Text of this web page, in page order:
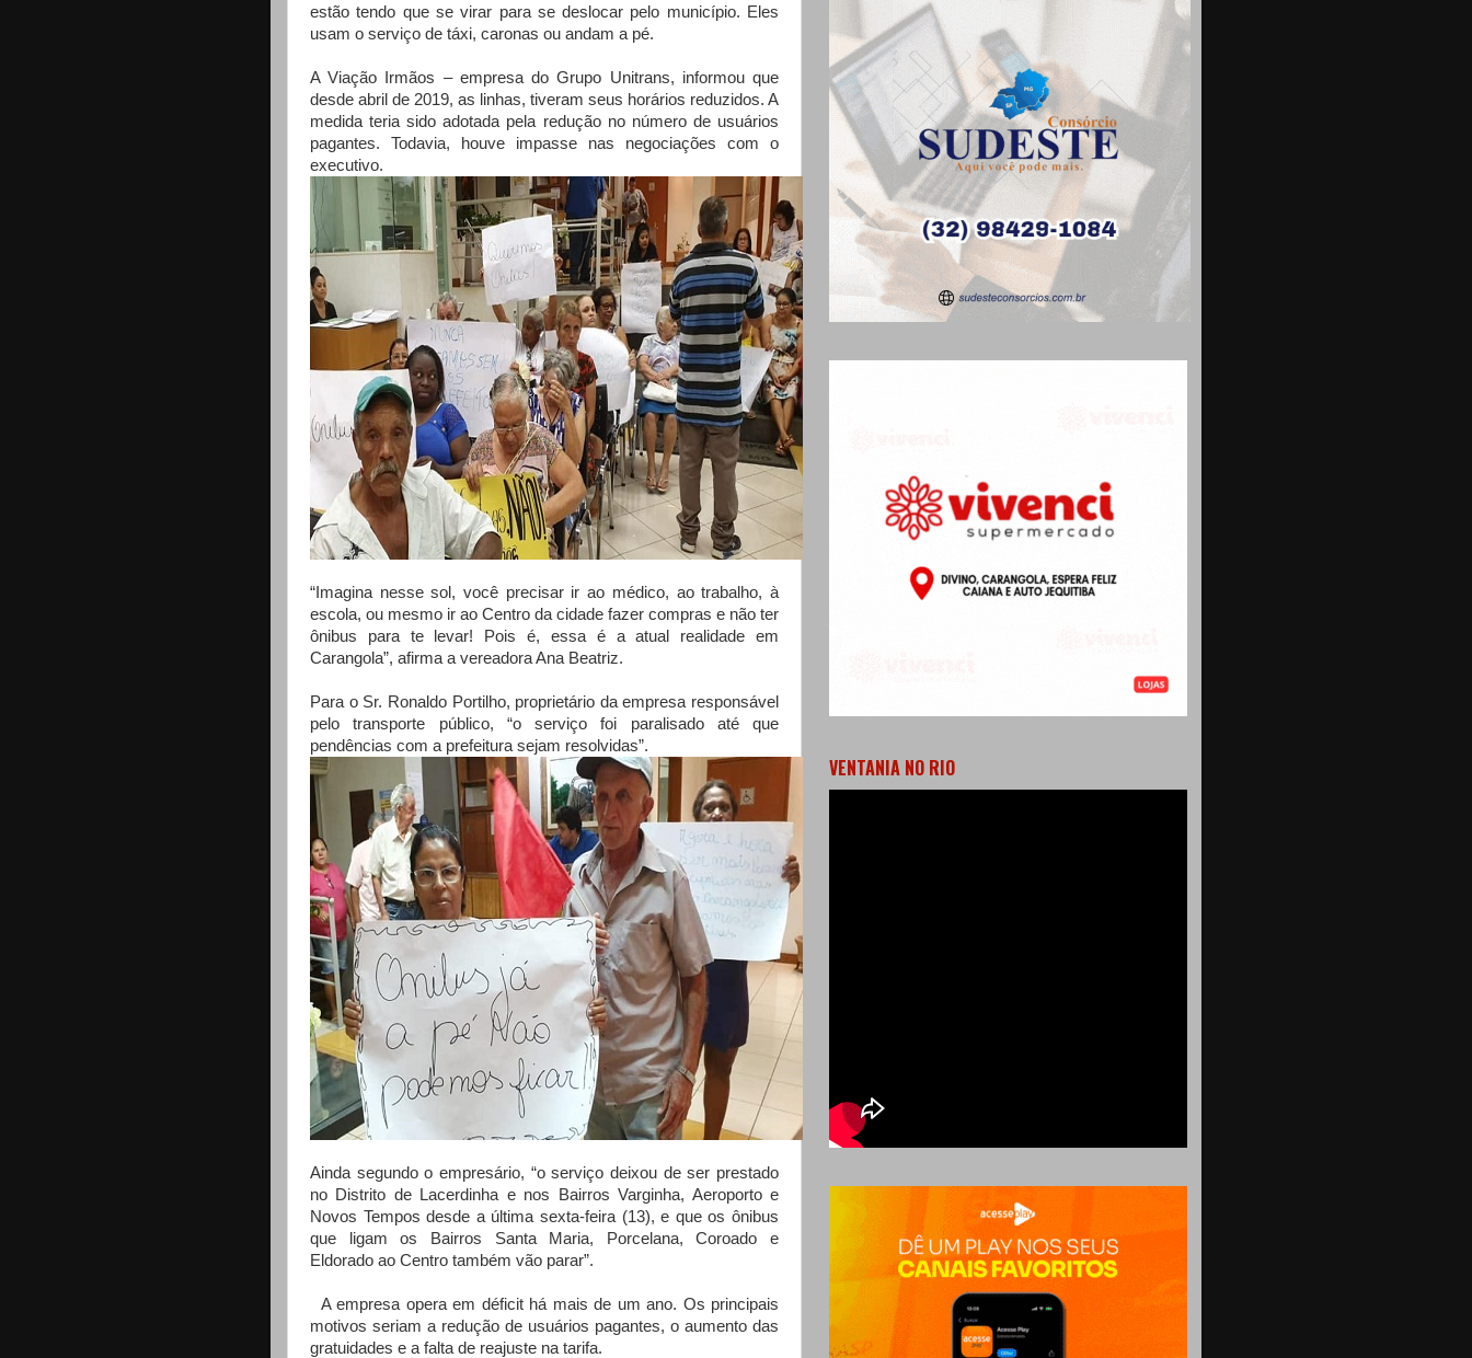
estão tendo que se virar para se deslocar pelo município. Eles
usam o serviço de táxi, caronas ou andam a pé.
A Viação Irmãos – empresa do Grupo Unitrans, informou que
desde abril de 2019, as linhas, tiveram seus horários reduzidos. A
medida teria sido adotada pela redução no número de usuários
pagantes. Todavia, houve impasse nas negociações com o
executivo.
“Imagina nesse sol, você precisar ir ao médico, ao trabalho, à
escola, ou mesmo ir ao Centro da cidade fazer compras e não ter
ônibus para te levar! Pois é, essa é a atual realidade em
Carangola”, afirma a vereadora Ana Beatriz.
Para o Sr. Ronaldo Portilho, proprietário da empresa responsável
pelo transporte público, “o serviço foi paralisado até que
pendências com a prefeitura sejam resolvidas”.
Ainda segundo o empresário, “o serviço deixou de ser prestado
no Distrito de Lacerdinha e nos Bairros Varginha, Aeroporto e
Novos Tempos desde a última sexta-feira (13), e que os ônibus
que ligam os Bairros Santa Maria, Porcelana, Coroado e
Eldorado ao Centro também vão parar”.
A empresa opera em déficit há mais de um ano. Os principais
motivos seriam a redução de usuários pagantes, o aumento das
gratuidades e a falta de reajuste na tarifa.
VENTANIA NO RIO